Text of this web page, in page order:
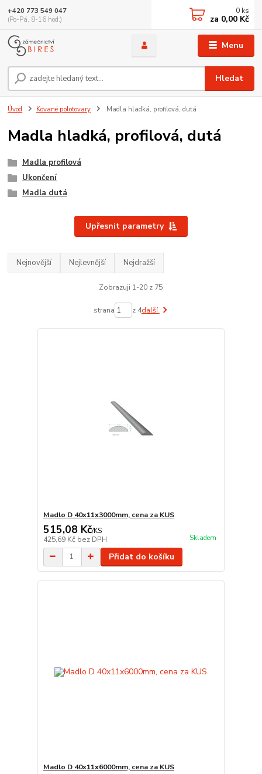
Menu
Hledat
+420 773 549 047
(Po-Pá, 8-16 hod.)
0 ks
za 0,00 Kč
Úvod Kované polotovary Madla hladká, profilová, dutá
Madla hladká, profilová, dutá
Madla profilová
Ukončení
Madla dutá
Upřesnit parametry
Nejnovější Nejlevnější Nejdražší
Zobrazuji 1-20 z 75
strana z 4další
Madlo D 40x11x3000mm, cena za KUS
515,08 Kč/KS
425,69 Kč bez DPH Skladem
Přidat do košíku
Madlo D 40x11x6000mm, cena za KUS